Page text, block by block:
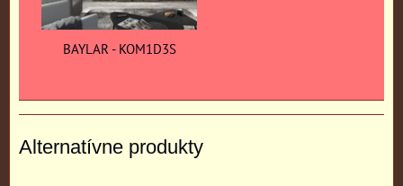
BAYLAR - KOM1D3S
Alternatívne produkty